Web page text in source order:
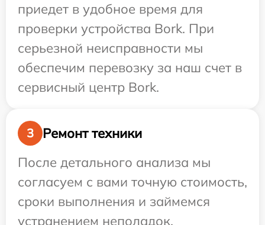
приедет в удобное время для
проверки устройства Bork. При
серьезной неисправности мы
обеспечим перевозку за наш счет в
сервисный центр Bork.
3
Ремонт техники
После детального анализа мы
согласуем с вами точную стоимость,
сроки выполнения и займемся
устранением неполадок.